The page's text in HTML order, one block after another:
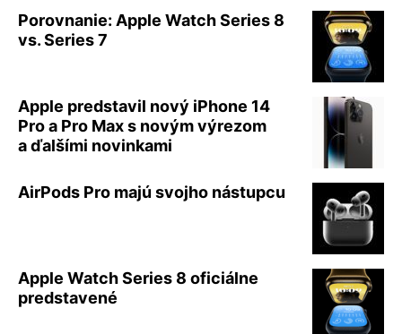
Porovnanie: Apple Watch Series 8
vs. Series 7
Apple predstavil nový iPhone 14
Pro a Pro Max s novým výrezom
a ďalšími novinkami
AirPods Pro majú svojho nástupcu
Apple Watch Series 8 oficiálne
predstavené